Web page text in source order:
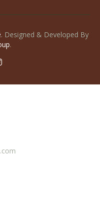
. Designed & Developed By
.